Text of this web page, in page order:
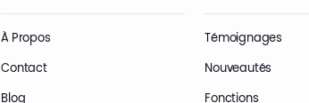
À Propos
Contact
Blog
Témoignages
Nouveautés
Fonctions